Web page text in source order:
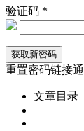
验证码 *
重置密码链接
文章目录